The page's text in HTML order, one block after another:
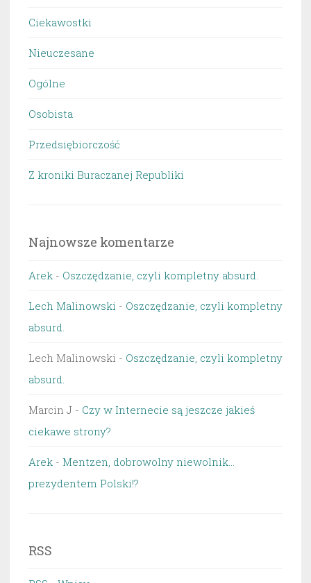
Ciekawostki
Nieuczesane
Ogólne
Osobista
Przedsiębiorczość
Z kroniki Buraczanej Republiki
Najnowsze komentarze
Arek - Oszczędzanie, czyli kompletny absurd.
Lech Malinowski - Oszczędzanie, czyli kompletny
absurd.
Lech Malinowski - Oszczędzanie, czyli kompletny
absurd.
Marcin J - Czy w Internecie są jeszcze jakieś
ciekawe strony?
Arek - Mentzen, dobrowolny niewolnik…
prezydentem Polski!?
RSS